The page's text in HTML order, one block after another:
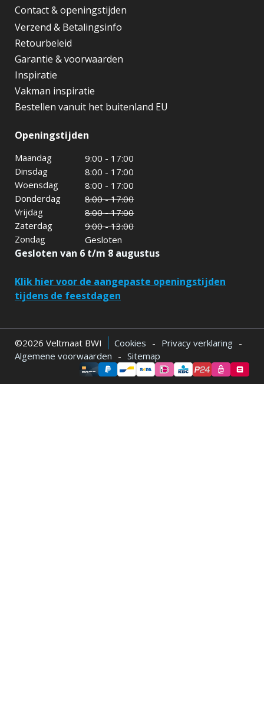
Contact & openingstijden
Verzend & Betalingsinfo
Retourbeleid
Garantie & voorwaarden
Inspiratie
Vakman inspiratie
Bestellen vanuit het buitenland EU
Openingstijden
Maandag
9:00 - 17:00
Dinsdag
8:00 - 17:00
Woensdag
8:00 - 17:00
Donderdag
8:00 - 17:00
Vrijdag
8:00 - 17:00
Zaterdag
9:00 - 13:00
Zondag
Gesloten
Gesloten van 6 t/m 8 augustus
Klik hier voor de aangepaste openingstijden
tijdens de feestdagen
©2026 Veltmaat BWI Cookies - Privacy verklaring -
Algemene voorwaarden - Sitemap